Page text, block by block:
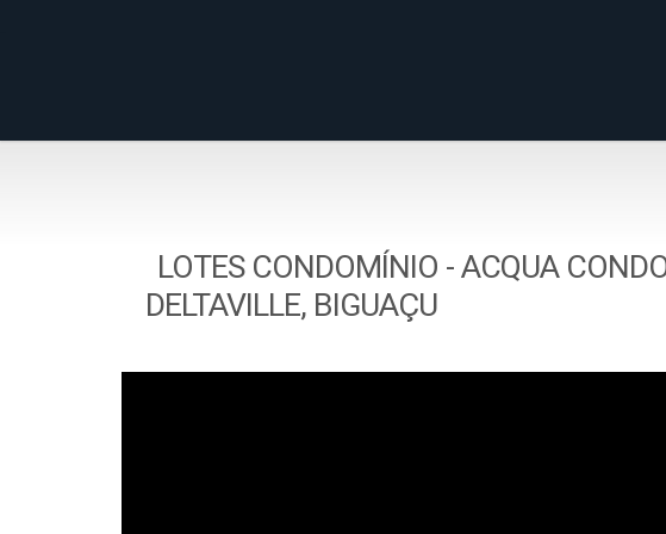
LOTES CONDOMÍNIO - ACQUA
DELTAVILLE, BIGUAÇU